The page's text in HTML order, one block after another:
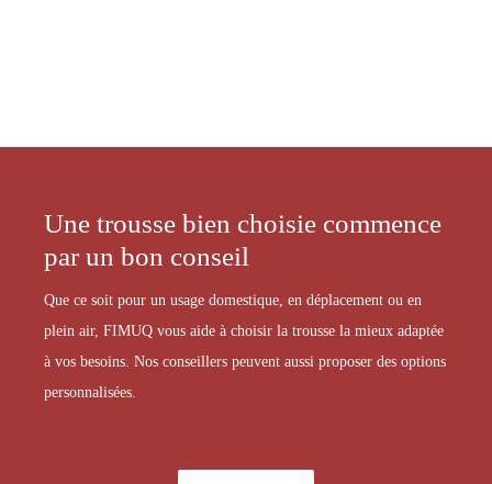
Une trousse bien choisie commence
par un bon conseil
Que ce soit pour un usage domestique, en déplacement ou en
plein air, FIMUQ vous aide à choisir la trousse la mieux adaptée
à vos besoins. Nos conseillers peuvent aussi proposer des options
personnalisées.